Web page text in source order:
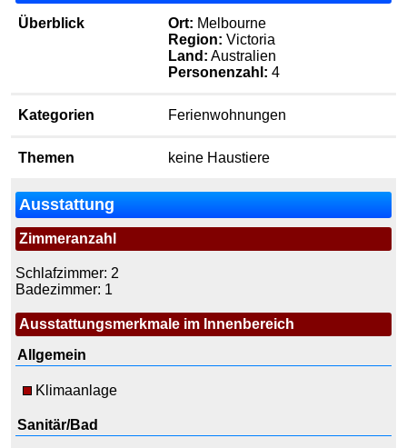
Überblick Ort: Melbourne
Region: Victoria
Land: Australien
Personenzahl: 4
Kategorien Ferienwohnungen
Themen keine Haustiere
Ausstattung
Zimmeranzahl
Schlafzimmer: 2
Badezimmer: 1
Ausstattungsmerkmale im Innenbereich
Allgemein
Klimaanlage
Sanitär/Bad